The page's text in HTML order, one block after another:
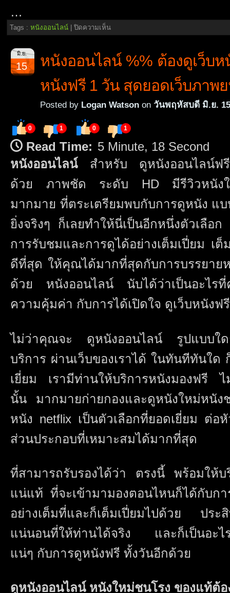
…
Tags : หนังออนไลน์ ปิดความเห็นบน
https://www.Doomovie-
hd.com
September
2566
หนัง
หนัง
ออนไลน์
ฟรี
ชั่วโมง
หนัง
4k
หนังNetflix
ดู
หนัง
ใหม่
65
by
มิ.ย.
15
หนังออนไลน์ %% ต้องดูเว็บ
หนังฟรี 1 วัน สุดยอดเว็บภาพ
Posted by Logan Watson on วันพฤหัสบดี มิ.ย.
0 1 0 1
Read Time: 5 Minute, 18 Second
หนังออนไลน์สำหรับ ดูหนังออนไลน์ฟรี
ด้วย ภาพชัด ระดับ HD มีรีวิวหนังใ
มากมาย ที่ตระเตรียมพบกับการดูหนัง แ
ยิ่งจริงๆ ก็เลยทำให้นี่เป็นอีกหนึ่งตัวเลื
การรับชมและการดูได้อย่างเต็มเปี่ยม เ
ดีที่สุด ให้คุณได้มากที่สุดกับการบรรยาย
ด้วย หนังออนไลน์ นับได้ว่าเป็นอะไร
ความคุ้มค่า กับการได้เปิดใจ ดูเว็บหนังฟ
ไม่ว่าคุณจะ ดูหนังออนไลน์ รูปแบบใด
บริการ ผ่านเว็บของเราได้ ในทันทีทันใด
เยี่ยม เรามีท่านให้บริการหนังมองฟรี ไ
นั้น มากมายก่ายกองและดูหนังใหม่หนั
หนัง netflix เป็นตัวเลือกที่ยอดเยี่ยม ต่อ
ส่วนประกอบที่เหมาะสมได้มากที่สุด
ที่สามารถรับรองได้ว่า ตรงนี้ พร้อมให้
แน่แท้ ที่จะเข้ามามองตอนไหนก็ได้กับก
อย่างเต็มที่และก็เต็มเปี่ยมไปด้วย ปร
แน่นอนที่ให้ท่านได้จริง และก็เป็นอะ
แน่ๆ กับการดูหนังฟรี ทั้งวันอีกด้วย
ดูหนังออนไลน์ หนังใหม่ชนโรง ของแท้ต้อ